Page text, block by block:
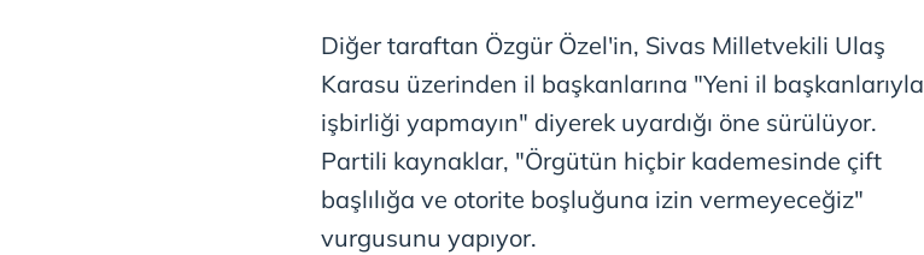
Diğer taraftan Özgür Özel'in, Sivas Milletvekili Ulaş
Karasu üzerinden il başkanlarına "Yeni il başkanlarıyla
işbirliği yapmayın" diyerek uyardığı öne sürülüyor.
Partili kaynaklar, "Örgütün hiçbir kademesinde çift
başlılığa ve otorite boşluğuna izin vermeyeceğiz"
vurgusunu yapıyor.